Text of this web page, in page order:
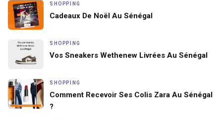
SHOPPING
Cadeaux De Noël Au Sénégal
SHOPPING
Vos Sneakers Wethenew Livrées Au Sénégal
SHOPPING
Comment Recevoir Ses Colis Zara Au Sénégal
?